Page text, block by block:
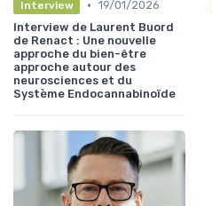
Interview • 19/01/2026
Interview de Laurent Buord
de Renact : Une nouvelle
approche du bien-être
approche autour des
neurosciences et du
Système Endocannabinoïde